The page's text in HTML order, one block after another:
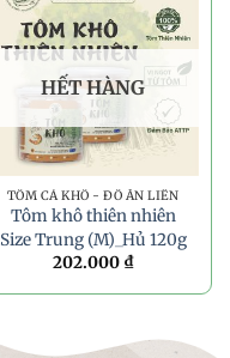
HẾT HÀNG
TÔM CÁ KHÔ - ĐỒ ĂN LIỀN
Tôm khô thiên nhiên
Size Trung (M)_Hủ 120g
202.000 ₫